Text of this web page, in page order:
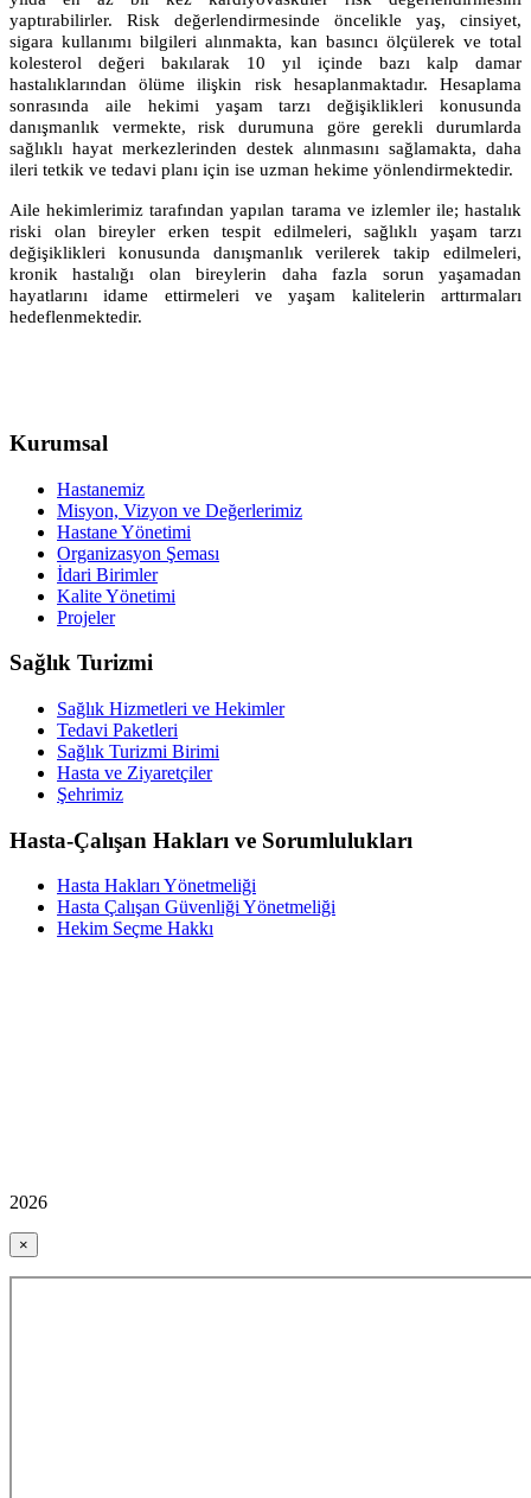
yaptırabilirler. Risk değerlendirmesinde öncelikle yaş, cinsiyet,
sigara kullanımı bilgileri alınmakta, kan basıncı ölçülerek ve total
kolesterol değeri bakılarak 10 yıl içinde bazı kalp damar
hastalıklarından ölüme ilişkin risk hesaplanmaktadır. Hesaplama
sonrasında aile hekimi yaşam tarzı değişiklikleri konusunda
danışmanlık vermekte, risk durumuna göre gerekli durumlarda
sağlıklı hayat merkezlerinden destek alınmasını sağlamakta, daha
ileri tetkik ve tedavi planı için ise uzman hekime yönlendirmektedir.
Aile hekimlerimiz tarafından yapılan tarama ve izlemler ile; hastalık
riski olan bireyler erken tespit edilmeleri, sağlıklı yaşam tarzı
değişiklikleri konusunda danışmanlık verilerek takip edilmeleri,
kronik hastalığı olan bireylerin daha fazla sorun yaşamadan
hayatlarını idame ettirmeleri ve yaşam kalitelerin arttırmaları
hedeflenmektedir.
Kurumsal
Hastanemiz
Misyon, Vizyon ve Değerlerimiz
Hastane Yönetimi
Organizasyon Şeması
İdari Birimler
Kalite Yönetimi
Projeler
Sağlık Turizmi
Sağlık Hizmetleri ve Hekimler
Tedavi Paketleri
Sağlık Turizmi Birimi
Hasta ve Ziyaretçiler
Şehrimiz
Hasta-Çalışan Hakları ve Sorumlulukları
Hasta Hakları Yönetmeliği
Hasta Çalışan Güvenliği Yönetmeliği
Hekim Seçme Hakkı
2026
×